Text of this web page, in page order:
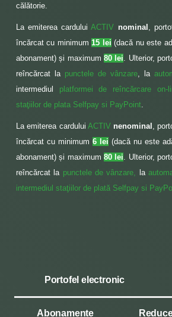
călătorie.
La emiterea carduluiACTIV nominal ,
încărcat cu minimum15 lei (dacă nu este
abonament) și maximum 80 lei. Ulterior,
reîncărcat la punctele de vânzare, la
intermediul platformei de reîncărcare on-
staţiilor de plata Selfpay si PayPoint.
La emiterea cardului ACTIV nenominal ,
încărcat cu minimum 6 lei (dacă nu este
abonament) și maximum 80 lei. Ulterior,
reîncărcat la punctele de vânzare, la
intermediul staţiilor de plată Selfpay si
Portofel electronic
Abonamente